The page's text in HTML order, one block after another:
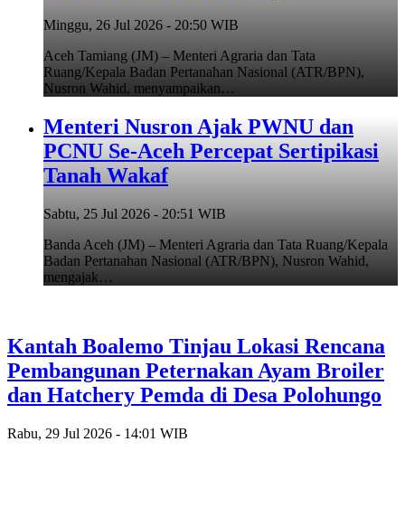
Minggu, 26 Jul 2026 - 20:50 WIB
Aceh Tamiang (JM) – Menteri Agraria dan Tata
Ruang/Kepala Badan Pertanahan Nasional (ATR/BPN),
Nusron Wahid, menyampaikan…
Menteri Nusron Ajak PWNU dan
PCNU Se-Aceh Percepat Sertipikasi
Tanah Wakaf
Sabtu, 25 Jul 2026 - 20:51 WIB
Banda Aceh (JM) – Menteri Agraria dan Tata Ruang/Kepala
Badan Pertanahan Nasional (ATR/BPN), Nusron Wahid,
mengajak…
Kantah Boalemo Tinjau Lokasi Rencana
Pembangunan Peternakan Ayam Broiler
dan Hatchery Pemda di Desa Polohungo
Rabu, 29 Jul 2026 - 14:01 WIB